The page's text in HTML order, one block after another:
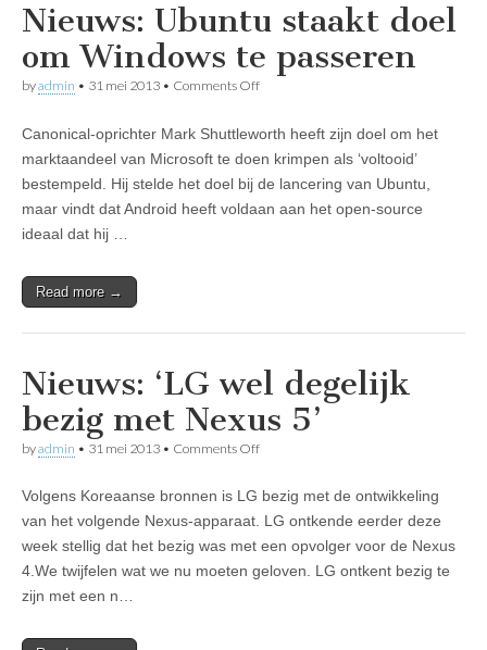
Nieuws: Ubuntu staakt doel
om Windows te passeren
byadmin • 31 mei 2013 • Comments Offon
staakt
doel
Windows
te
Canonical-oprichter Mark Shuttleworth heeft zijn doel om het
marktaandeel van Microsoft te doen krimpen als ‘voltooid’
bestempeld. Hij stelde het doel bij de lancering van Ubuntu,
maar vindt dat Android heeft voldaan aan het open-source
ideaal dat hij …
Read more →
Nieuws: ‘LG wel degelijk
bezig met Nexus 5’
byadmin • 31 mei 2013 • Comments Offon
wel
degelijk
met
Nexus
Volgens Koreaanse bronnen is LG bezig met de ontwikkeling
van het volgende Nexus-apparaat. LG ontkende eerder deze
week stellig dat het bezig was met een opvolger voor de Nexus
4.We twijfelen wat we nu moeten geloven. LG ontkent bezig te
zijn met een n…